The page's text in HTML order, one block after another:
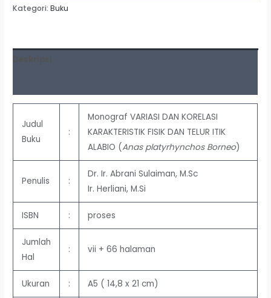
Kategori:Buku
Deskripsi
Judul
Buku
:
Monograf VARIASI DAN KORELASI
KARAKTERISTIK FISIK DAN TELUR ITIK
ALABIO (Anas platyrhynchos Borneo)
Penulis :
Dr. Ir. Abrani Sulaiman, M.Sc
Ir. Herliani, M.Si
ISBN : proses
Jumlah
Hal
: vii + 66 halaman
Ukuran : A5 ( 14,8 x 21 cm)